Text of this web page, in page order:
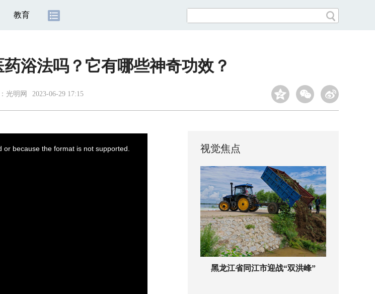
教育
浴法吗？它有哪些神奇功效？
光明网 2023-06-29 17:15
because the format is not supported. 视觉焦点
黑龙江省同江市迎战“双洪峰”